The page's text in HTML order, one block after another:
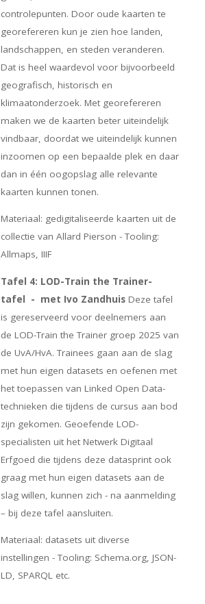
controlepunten. Door oude kaarten te
georefereren kun je zien hoe landen,
landschappen, en steden veranderen.
Dat is heel waardevol voor bijvoorbeeld
geografisch, historisch en
klimaatonderzoek. Met georefereren
maken we de kaarten beter uiteindelijk
vindbaar, doordat we uiteindelijk kunnen
inzoomen op een bepaalde plek en daar
dan in één oogopslag alle relevante
kaarten kunnen tonen.
Materiaal: gedigitaliseerde kaarten uit de
collectie van Allard Pierson - Tooling:
Allmaps, IIIF
Tafel 4: LOD-Train the Trainer-
tafel - met Ivo Zandhuis Deze tafel
is gereserveerd voor deelnemers aan
de LOD-Train the Trainer groep 2025 van
de UvA/HvA. Trainees gaan aan de slag
met hun eigen datasets en oefenen met
het toepassen van Linked Open Data-
technieken die tijdens de cursus aan bod
zijn gekomen. Geoefende LOD-
specialisten uit het Netwerk Digitaal
Erfgoed die tijdens deze datasprint ook
graag met hun eigen datasets aan de
slag willen, kunnen zich - na aanmelding
– bij deze tafel aansluiten.
Materiaal: datasets uit diverse
instellingen - Tooling: Schema.org, JSON-
LD, SPARQL etc.